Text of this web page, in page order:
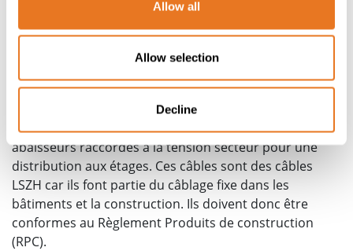
Allow all
Allow selection
Decline
Les câbles 10 kV et 11 kV sont de plus en plus installés
directement sur des gratte-ciel afin d’atténuer les
problèmes de chute de tension. Les câbles BT
conducteurs pour éliminer ces problèmes. À la place,
des câbles MT longent les bâtiments en hauteur
desservant chaque étage, avec des transformateurs
abaisseurs raccordés à la tension secteur pour une
distribution aux étages. Ces câbles sont des câbles
LSZH car ils font partie du câblage fixe dans les
bâtiments et la construction. Ils doivent donc être
conformes au Règlement Produits de construction
(RPC).